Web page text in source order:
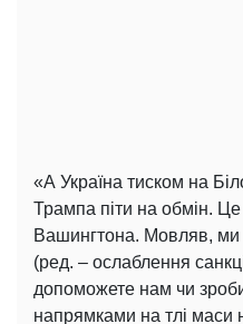
«А Україна тиском на
Трампа піти на обмін.
Вашингтона. Мовляв,
(ред. – ослаблення
допоможете нам чи
напрямками на тлі маси